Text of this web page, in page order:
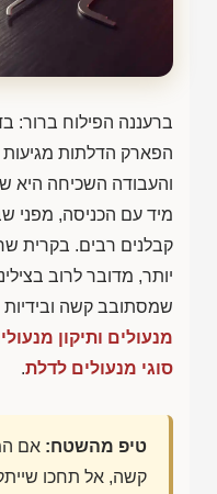
ברעננה הפילוח ברור:
הפארק הדלתות מגיעות
והעבודה השכיחה היא
מיד עם הכניסה, מפני
קבלנים רבים. בקרית
יותר, מדובר לרוב
שמסתובב קשה ובידיות
מנעולים ותיקון
סוגי מנעולים לדלת.
טיפ מהשטח: אם
קשה, אל תחכו